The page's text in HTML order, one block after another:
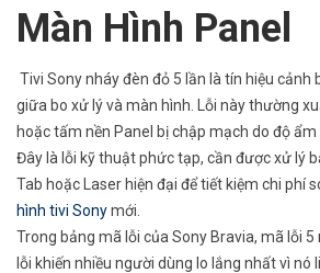
Màn Hình Panel
Tivi Sony nháy đèn đỏ 5 lần là tín hiệu cảnh
giữa bo xử lý và màn hình. Lỗi này thường
hoặc tấm nền Panel bị chập mạch do độ ẩm
Đây là lỗi kỹ thuật phức tạp, cần được xử lý
Tab hoặc Laser hiện đại để tiết kiệm chi phí
hình tivi Sonymới.
Trong bảng mã lỗi của Sony Bravia, mã lỗi
lỗi khiến nhiều người dùng lo lắng nhất vì nó